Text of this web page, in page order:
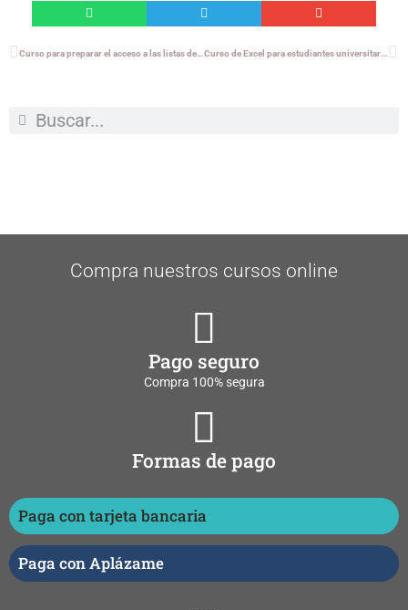
Curso para preparar el acceso a las listas de TAP Rama Económica del Gobierno de Navarra Curso de Excel para estudiantes universitarios
Compra nuestros cursos online
Pago seguro
Compra 100% segura
Formas de pago
Paga con tarjeta bancaria
Paga con Aplázame